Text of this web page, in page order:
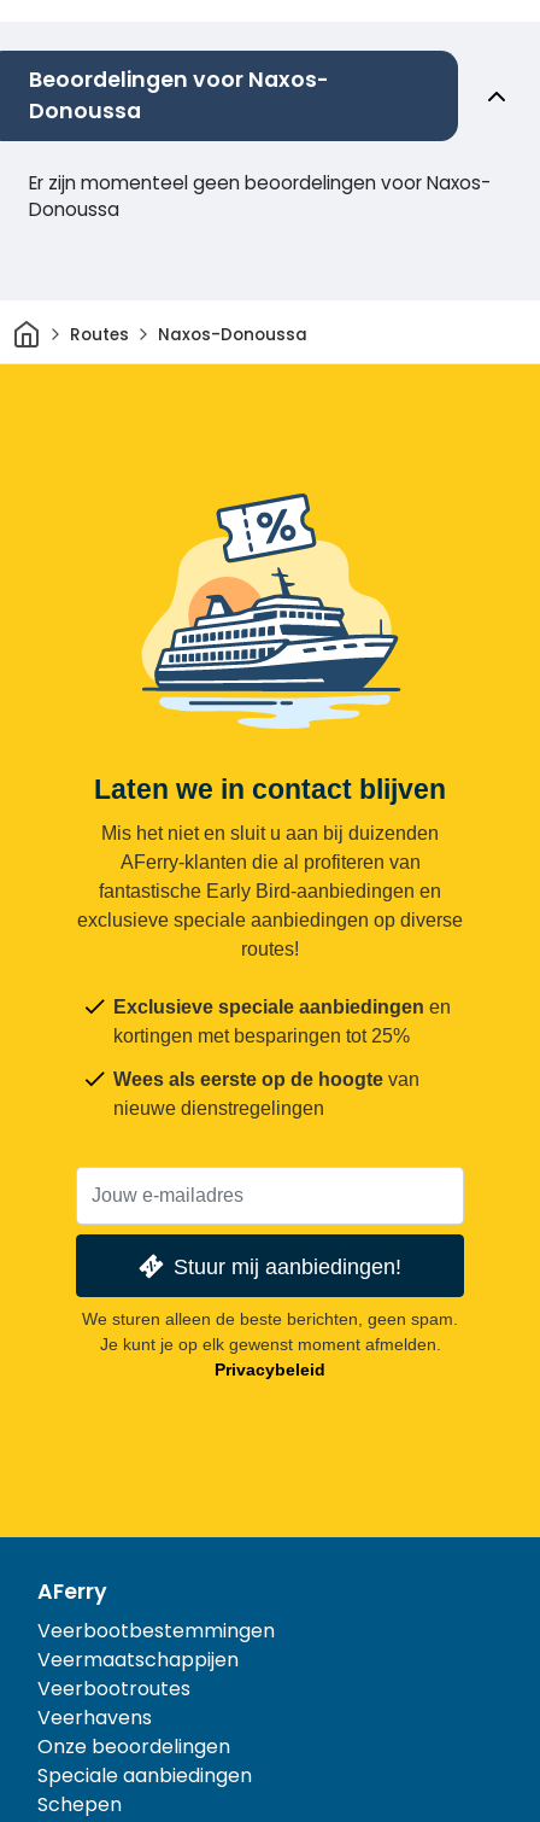
Beoordelingen voor Naxos-
Donoussa
Er zijn momenteel geen beoordelingen voor Naxos-
Donoussa
ThuisRoutes Naxos-Donoussa
Laten we in contact blijven
Mis het niet en sluit u aan bij duizenden
AFerry-klanten die al profiteren van
fantastische Early Bird-aanbiedingen en
exclusieve speciale aanbiedingen op diverse
routes!
Exclusieve speciale aanbiedingen en
kortingen met besparingen tot 25%
Wees als eerste op de hoogte van
nieuwe dienstregelingen
Stuur mij aanbiedingen!
We sturen alleen de beste berichten, geen spam.
Je kunt je op elk gewenst moment afmelden.
Privacybeleid
AFerry
Veerbootbestemmingen
Veermaatschappijen
Veerbootroutes
Veerhavens
Onze beoordelingen
Speciale aanbiedingen
Schepen